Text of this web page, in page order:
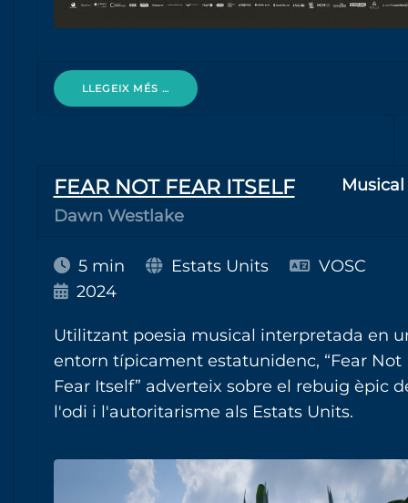
LLEGEIX MÉS …
FEAR NOT FEAR ITSELF
Dawn Westlake
Musical
5 min Estats Units
VOSC
2024
Utilitzant poesia musical interpretada en
entorn típicament estatunidenc, “Fear Not
Fear Itself” adverteix sobre el rebuig èpic
l'odi i l'autoritarisme als Estats Units.